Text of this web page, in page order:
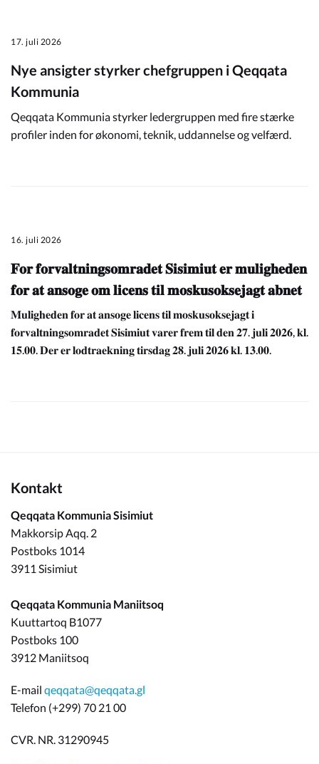
17. juli 2026
Nye ansigter styrker chefgruppen i Qeqqata
Kommunia
Qeqqata Kommunia styrker ledergruppen med fire stærke
profiler inden for økonomi, teknik, uddannelse og velfærd.
16. juli 2026
𝐅𝐨𝐫 𝐟𝐨𝐫𝐯𝐚𝐥𝐭𝐧𝐢𝐧𝐠𝐬𝐨𝐦𝐫𝐚𝐝𝐞𝐭 𝐒𝐢𝐬𝐢𝐦𝐢𝐮𝐭 𝐞𝐫 𝐦𝐮𝐥𝐢𝐠𝐡𝐞𝐝𝐞𝐧
𝐟𝐨𝐫 𝐚𝐭 𝐚𝐧𝐬𝐨𝐠𝐞 𝐨𝐦 𝐥𝐢𝐜𝐞𝐧𝐬 𝐭𝐢𝐥 𝐦𝐨𝐬𝐤𝐮𝐬𝐨𝐤𝐬𝐞𝐣𝐚𝐠𝐭 𝐚𝐛𝐧𝐞𝐭
𝐌𝐮𝐥𝐢𝐠𝐡𝐞𝐝𝐞𝐧 𝐟𝐨𝐫 𝐚𝐭 𝐚𝐧𝐬𝐨𝐠𝐞 𝐥𝐢𝐜𝐞𝐧𝐬 𝐭𝐢𝐥 𝐦𝐨𝐬𝐤𝐮𝐬𝐨𝐤𝐬𝐞𝐣𝐚𝐠𝐭 𝐢
𝐟𝐨𝐫𝐯𝐚𝐥𝐭𝐧𝐢𝐧𝐠𝐬𝐨𝐦𝐫𝐚𝐝𝐞𝐭 𝐒𝐢𝐬𝐢𝐦𝐢𝐮𝐭 𝐯𝐚𝐫𝐞𝐫 𝐟𝐫𝐞𝐦 𝐭𝐢𝐥 𝐝𝐞𝐧 𝟐𝟕. 𝐣𝐮𝐥𝐢 𝟐𝟎𝟐𝟔, 𝐤𝐥.
𝟏𝟓.𝟎𝟎. 𝐃𝐞𝐫 𝐞𝐫 𝐥𝐨𝐝𝐭𝐫𝐚𝐞𝐤𝐧𝐢𝐧𝐠 𝐭𝐢𝐫𝐬𝐝𝐚𝐠 𝟐𝟖. 𝐣𝐮𝐥𝐢 𝟐𝟎𝟐𝟔 𝐤𝐥. 𝟏𝟑.𝟎𝟎.
Kontakt
Qeqqata Kommunia Sisimiut
Makkorsip Aqq. 2
Postboks 1014
3911 Sisimiut
Qeqqata Kommunia Maniitsoq
Kuuttartoq B1077
Postboks 100
3912 Maniitsoq
E-mail qeqqata@qeqqata.gl
Telefon (+299) 70 21 00
CVR. NR. 31290945